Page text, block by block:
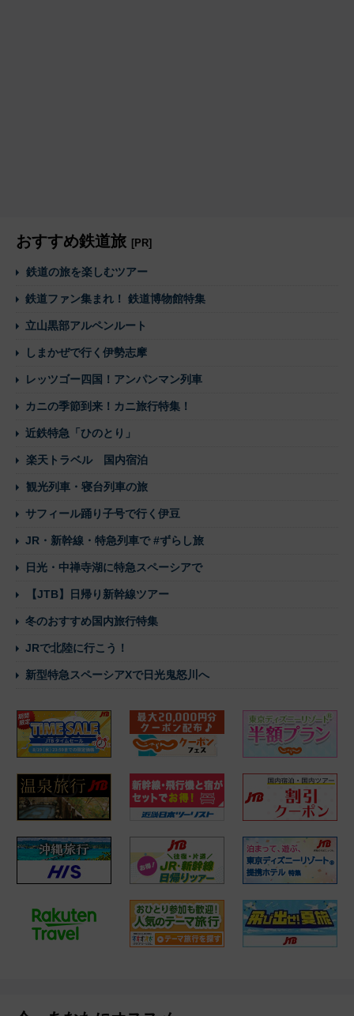
おすすめ鉄道旅 [PR]
鉄道の旅を楽しむツアー
鉄道ファン集まれ！ 鉄道博物館特集
立山黒部アルペンルート
しまかぜで行く伊勢志摩
レッツゴー四国！アンパンマン列車
カニの季節到来！カニ旅行特集！
近鉄特急「ひのとり」
楽天トラベル 国内宿泊
観光列車・寝台列車の旅
サフィール踊り子号で行く伊豆
JR・新幹線・特急列車で #ずらし旅
日光・中禅寺湖に特急スペーシアで
【JTB】日帰り新幹線ツアー
冬のおすすめ国内旅行特集
JRで北陸に行こう！
新型特急スペーシアXで日光鬼怒川へ